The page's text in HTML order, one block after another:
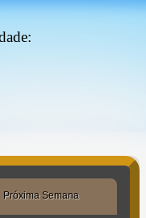
Próxima Semana